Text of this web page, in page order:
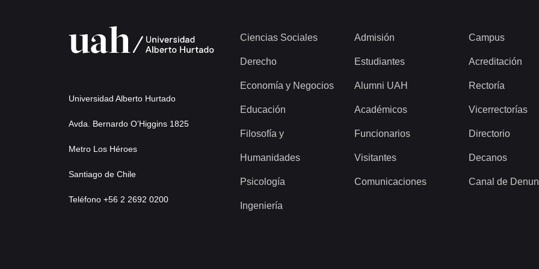
Universidad Alberto Hurtado
Avda. Bernardo O’Higgins 1825
Metro Los Héroes
Santiago de Chile
Teléfono +56 2 2692 0200
Ciencias Sociales
Derecho
Economía y Negocios
Educación
Filosofía y
Humanidades
Psicología
Ingeniería
Admisión
Estudiantes
Alumni UAH
Académicos
Funcionarios
Visitantes
Comunicaciones
Campus
Acreditación
Rectoría
Vicerrectorías
Directorio
Decanos
Canal de